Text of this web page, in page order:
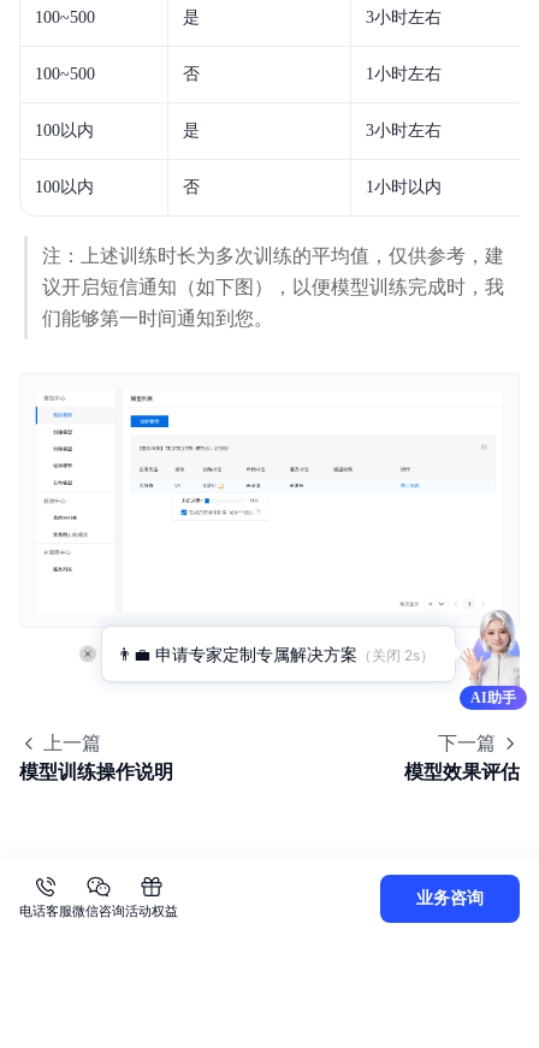
分享我的模型
版本更新记录
常见问题
智能边缘控制台
100~500 是 3小时左右
100~500 否 1小时左右
100以内 是 3小时左右
100以内 否 1小时以内
注：上述训练时长为多次训练的平均值，仅供参考，建
议开启短信通知（如下图），以便模型训练完成时，我
们能够第一时间通知到您。
上一篇
模型训练操作说明
下一篇
模型效果评估
AI助手
👨‍💼 申请专家定制专属解决方案 （关闭 2s）
电话客服微信咨询活动权益
业务咨询